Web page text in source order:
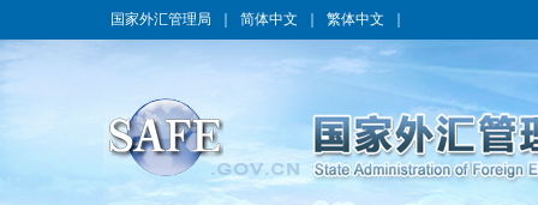
国家外汇管理局 简体中文 繁体中文